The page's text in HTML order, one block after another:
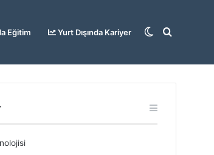
Eğitim Yurt Dışında Kariyer Arama
Dış